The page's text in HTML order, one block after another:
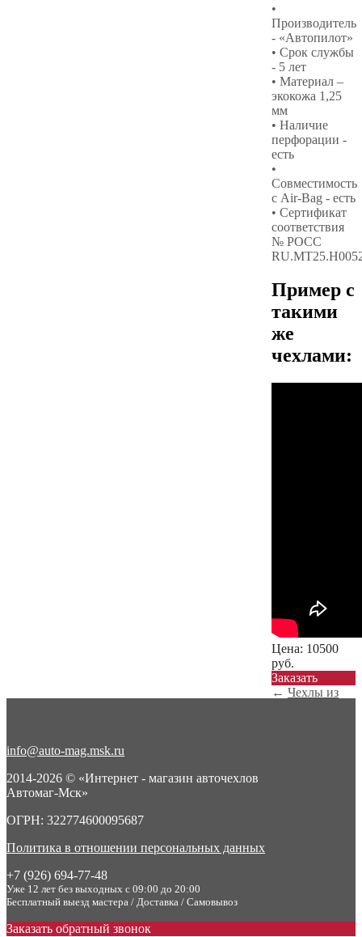
•
Производитель
- «Автопилот»
• Срок службы
- 5 лет
• Материал –
экокожа 1,25
мм
• Наличие
перфорации -
есть
•
Совместимость
с Air-Bag - есть
• Сертификат
соответствия
№ РОСС
Пример с
такими
же
чехлами:
Цена: 10500
руб.
Заказать
← Чехлы из
info@auto-mag.msk.ru
2014-2026 © «Интернет - магазин авточехлов
Автомаг-Мск»
ОГРН: 322774600095687
Политика в отношении персональных данных
+7 (926) 694-77-48
Уже 12 лет без выходных с 09:00 до 20:00
Бесплатный выезд мастера / Доставка / Самовывоз
Заказать обратный звонок